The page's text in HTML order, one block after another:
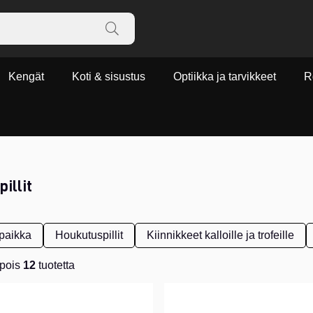
Kengät Koti & sisustus Optiikka ja tarvikkeet
Houkutuspillit Kiinnikkeet kalloille ja trofeille
pois 12 tuotetta